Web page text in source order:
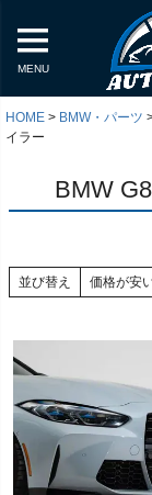
MENU
HOME BMW・パーツ
イラー
BMW
並び替え 価格が安